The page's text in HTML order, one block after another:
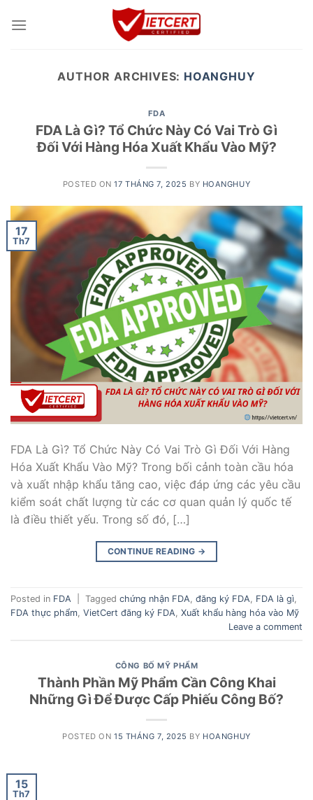
AUTHOR ARCHIVES: HOANGHUY
FDA
FDA Là Gì? Tổ Chức Này Có Vai Trò Gì
Đối Với Hàng Hóa Xuất Khẩu Vào Mỹ?
POSTED ON17 THÁNG 7, 2025 BY HOANGHUY
17
Th7
FDA Là Gì? Tổ Chức Này Có Vai Trò Gì Đối Với Hàng
Hóa Xuất Khẩu Vào Mỹ? Trong bối cảnh toàn cầu hóa
và xuất nhập khẩu tăng cao, việc đáp ứng các yêu cầu
kiểm soát chất lượng từ các cơ quan quản lý quốc tế
là điều thiết yếu. Trong số đó, […]
CONTINUE READING →
Posted in FDA Tagged chứng nhận FDA, đăng ký FDA, FDA là gì,
FDA thực phẩm, VietCert đăng ký FDA, Xuất khẩu hàng hóa vào Mỹ
Leave a comment
CÔNG BỐ MỸ PHẨM
Thành Phần Mỹ Phẩm Cần Công Khai
Những Gì Để Được Cấp Phiếu Công Bố?
POSTED ON 15 THÁNG 7, 2025 BY HOANGHUY
15
Th7